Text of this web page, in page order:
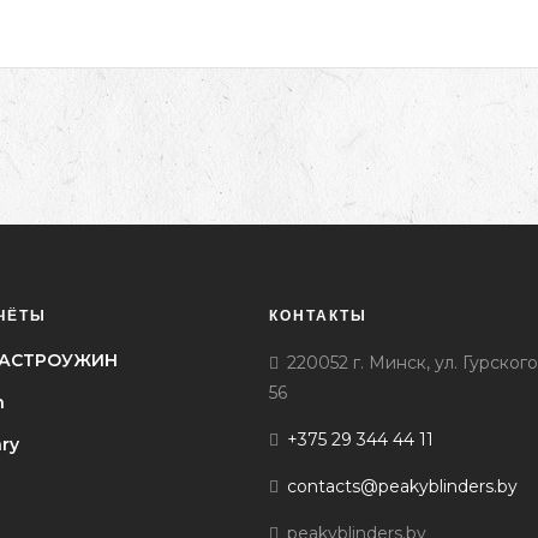
КОНТАКТЫ
220052 г. Минск, ул.
56
+375 29 344 44 11
contacts@peakyblinders.by
peakyblinders.by